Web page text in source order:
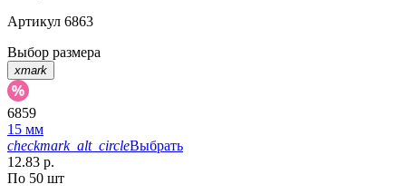
Артикул 6863
Выбор размера
xmark
6859
15 мм
checkmark_alt_circleВыбрать
12.83 р.
По 50 шт